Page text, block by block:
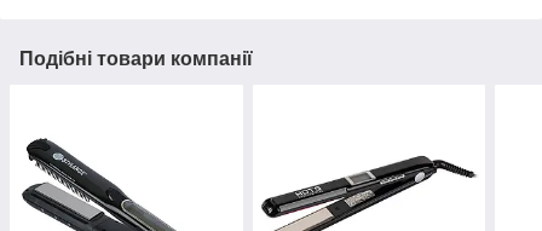
Подібні товари компанії